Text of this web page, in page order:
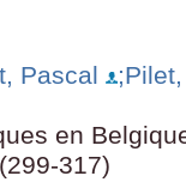
Pascal
en
317)